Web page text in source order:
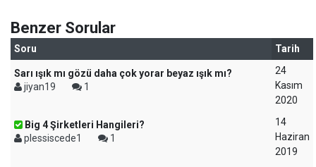
Benzer Sorular
Soru Tarih
Sarı ışık mı gözü daha çok yorar beyaz ışık mı?
jiyan19
1
24
Kasım
2020
Big 4 Şirketleri Hangileri?
plessiscede1
1
14
Haziran
2019